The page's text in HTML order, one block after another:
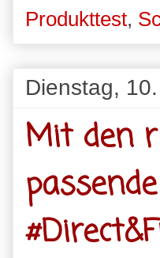
Produkttest,
Dienstag,
Mit den